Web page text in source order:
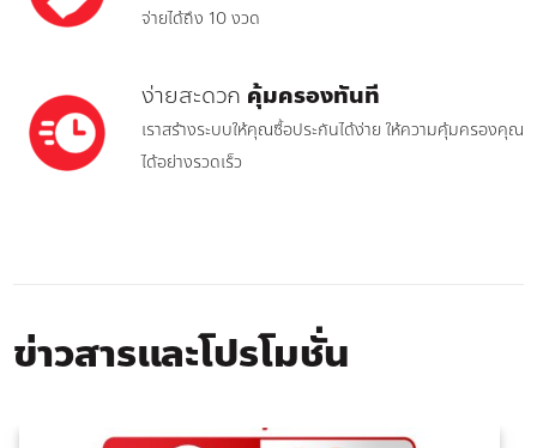
จ่ายได้ถึง 10 งวด
ง่ายสะดวก คุ้มครองทันที
เราสร้างระบบให้คุณซื้อประกันได้ง่าย ให้ความคุ้มครองคุณ
ได้อย่างรวดเร็ว
ข่าวสารและโปรโมชั่น